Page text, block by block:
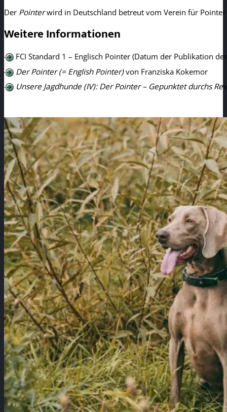
Der Pointerwird in Deutschland betreut vom Verein für Pointer
Weitere Informationen
FCI Standard 1 – Englisch Pointer (Datum der Publikation
Der Pointer (= English Pointer)von Franziska Kokemor
Unsere Jagdhunde (IV): Der Pointer – Gepunktet durchs